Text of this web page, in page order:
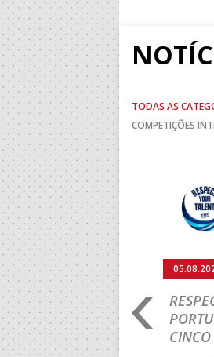
TODAS AS
COMPETIÇÕES
2026: PORTUGAL
E SEGUE NA LUTA
CINCO